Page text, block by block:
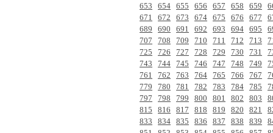
653
654 655 656 657 658 659
671
672 673 674 675 676 677
689
690 691 692 693 694 695
707
708 709 710 711 712 713
725
726 727 728 729 730 731
743
744 745 746 747 748 749
761
762 763 764 765 766 767
779
780 781 782 783 784 785
797
798 799 800 801 802 803
815
816 817 818 819 820 821
833
834 835 836 837 838 839